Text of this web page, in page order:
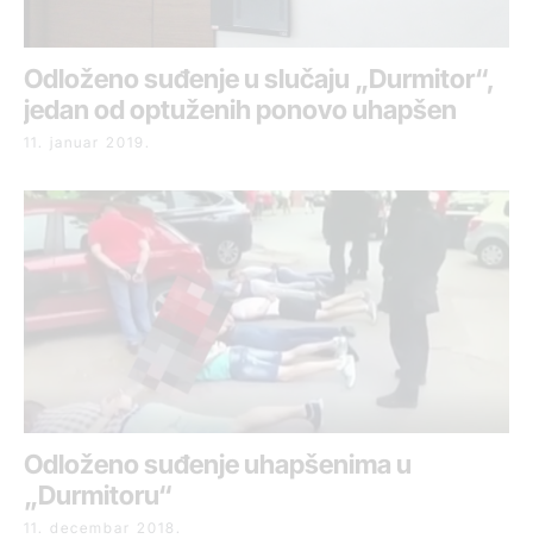
Odloženo suđenje u slučaju „Durmitor“,
jedan od optuženih ponovo uhapšen
11. januar 2019.
Odloženo suđenje uhapšenima u
„Durmitoru“
11. decembar 2018.